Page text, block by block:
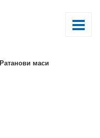
Ратанови маси